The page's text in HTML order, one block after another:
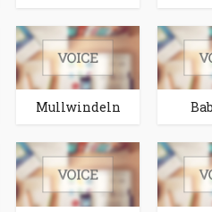
Mullwindeln